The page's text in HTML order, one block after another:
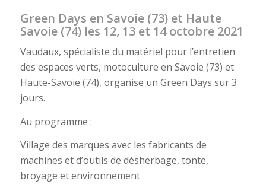
Green Days en Savoie (73) et Haute
Savoie (74) les 12, 13 et 14 octobre 2021
Vaudaux, spécialiste du matériel pour l’entretien
des espaces verts, motoculture en Savoie (73) et
Haute-Savoie (74), organise un Green Days sur 3
jours.
Au programme :
Village des marques avec les fabricants de
machines et d’outils de désherbage, tonte,
broyage et environnement